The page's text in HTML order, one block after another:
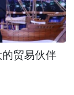
贸易伙伴